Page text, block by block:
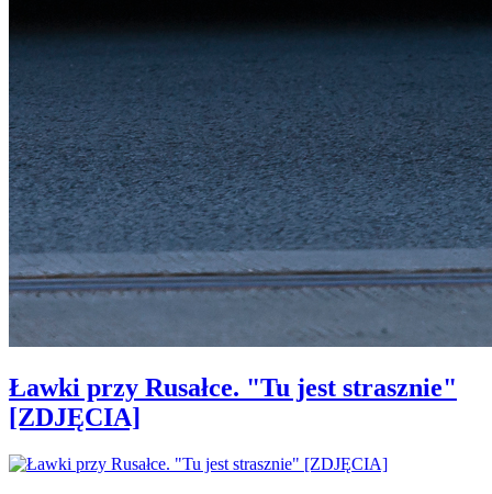
Ławki przy Rusałce. "Tu jest strasznie"
[ZDJĘCIA]